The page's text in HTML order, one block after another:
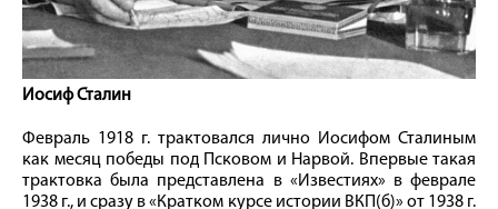
Иосиф Сталин
Февраль 1918 г. трактовался лично Иосифом Сталиным
как месяц победы под Псковом и Нарвой. Впервые такая
трактовка была представлена в «Известиях» в феврале
1938 г., и сразу в «Кратком курсе истории ВКП(б)» от 1938 г.